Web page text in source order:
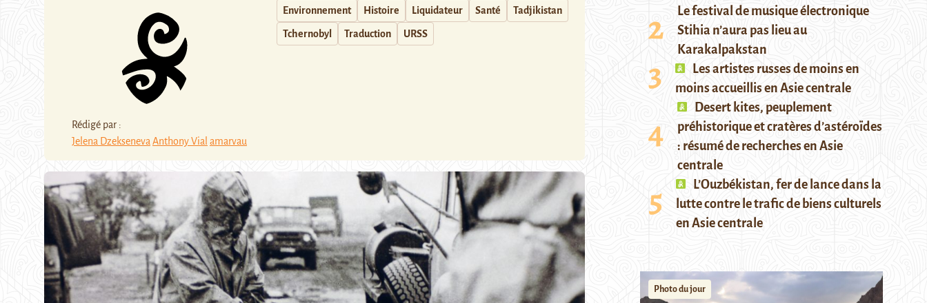
Rédigé par :
Jelena Dzekseneva Anthony Vial amarvau
Environnement Histoire Liquidateur Santé Tadjikistan
Tchernobyl Traduction URSS
Le festival de musique électronique
Stihia n’aura pas lieu au
Karakalpakstan
Les artistes russes de moins en
moins accueillis en Asie centrale
Desert kites, peuplement
préhistorique et cratères d’astéroïdes
: résumé de recherches en Asie
centrale
L’Ouzbékistan, fer de lance dans la
lutte contre le trafic de biens culturels
en Asie centrale
Photo du jour